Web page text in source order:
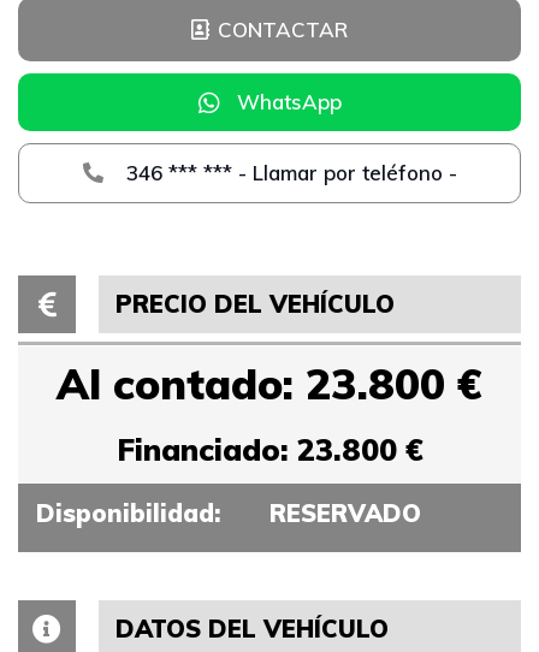
CONTACTAR
WhatsApp
346 *** *** - Llamar por teléfono -
PRECIO DEL VEHÍCULO
Al contado: 23.800 €
Financiado: 23.800 €
Disponibilidad: RESERVADO
DATOS DEL VEHÍCULO